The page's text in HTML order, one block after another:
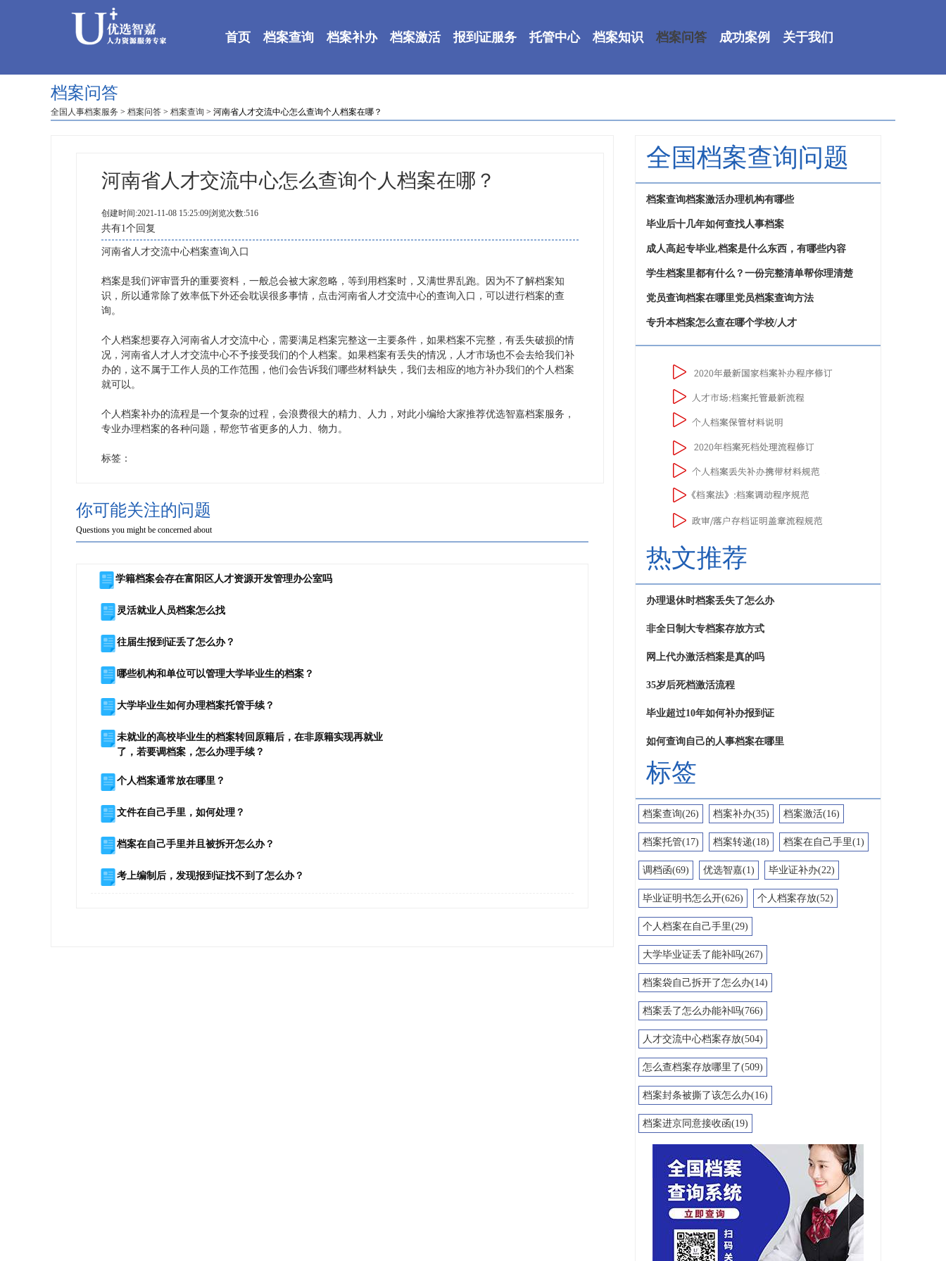
首页 档案查询 档案补办 档案激活 报到证服务 托管中心 档案知识 档案问答 成功案例 关于我们
档案问答
全国人事档案服务 > 档案问答 > 档案查询 > 河南省人才交流中心怎么查询个人档案在哪？
河南省人才交流中心怎么查询个人档案在哪？
创建时间:2021-11-08 15:25:09|浏览次数:516
共有1个回复
河南省人才交流中心档案查询入口
档案是我们评审晋升的重要资料，一般总会被大家忽略，等到用档案时，又满世界乱跑。因为不了解档案知
识，所以通常除了效率低下外还会耽误很多事情，点击河南省人才交流中心的查询入口，可以进行档案的查
询。
个人档案想要存入河南省人才交流中心，需要满足档案完整这一主要条件，如果档案不完整，有丢失破损的情
况，河南省人才人才交流中心不予接受我们的个人档案。如果档案有丢失的情况，人才市场也不会去给我们补
办的，这不属于工作人员的工作范围，他们会告诉我们哪些材料缺失，我们去相应的地方补办我们的个人档案
就可以。
个人档案补办的流程是一个复杂的过程，会浪费很大的精力、人力，对此小编给大家推荐优选智嘉档案服务，
专业办理档案的各种问题，帮您节省更多的人力、物力。
标签：
你可能关注的问题
Questions you might be concerned about
学籍档案会存在富阳区人才资源开发管理办公室吗
灵活就业人员档案怎么找
往届生报到证丢了怎么办？
哪些机构和单位可以管理大学毕业生的档案？
大学毕业生如何办理档案托管手续？
未就业的高校毕业生的档案转回原籍后，在非原籍实现再就业
了，若要调档案，怎么办理手续？
个人档案通常放在哪里？
文件在自己手里，如何处理？
档案在自己手里并且被拆开怎么办？
考上编制后，发现报到证找不到了怎么办？
全国档案查询问题
档案查询档案激活办理机构有哪些
毕业后十几年如何查找人事档案
成人高起专毕业,档案是什么东西，有哪些内容
学生档案里都有什么？一份完整清单帮你理清楚
党员查询档案在哪里党员档案查询方法
专升本档案怎么查在哪个学校/人才
热文推荐
办理退休时档案丢失了怎么办
非全日制大专档案存放方式
网上代办激活档案是真的吗
35岁后死档激活流程
毕业超过10年如何补办报到证
如何查询自己的人事档案在哪里
标签
档案查询(26) 档案补办(35) 档案激活(16)
档案托管(17) 档案转递(18) 档案在自己手里(1)
调档函(69) 优选智嘉(1) 毕业证补办(22)
毕业证明书怎么开(626) 个人档案存放(52)
个人档案在自己手里(29)
大学毕业证丢了能补吗(267)
档案袋自己拆开了怎么办(14)
档案丢了怎么办能补吗(766)
人才交流中心档案存放(504)
怎么查档案存放哪里了(509)
档案封条被撕了该怎么办(16)
档案进京同意接收函(19)